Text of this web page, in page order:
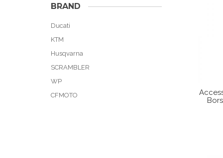
BRAND
Ducati
KTM
Husqvarna
SCRAMBLER
WP
CFMOTO